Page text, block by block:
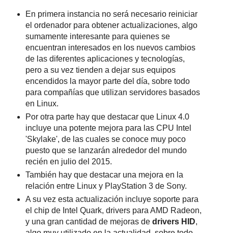
En primera instancia no será necesario reiniciar
el ordenador para obtener actualizaciones, algo
sumamente interesante para quienes se
encuentran interesados en los nuevos cambios
de las diferentes aplicaciones y tecnologías,
pero a su vez tienden a dejar sus equipos
encendidos la mayor parte del día, sobre todo
para compañías que utilizan servidores basados
en Linux.
Por otra parte hay que destacar que Linux 4.0
incluye una potente mejora para las CPU Intel
'Skylake', de las cuales se conoce muy poco
puesto que se lanzarán alrededor del mundo
recién en julio del 2015.
También hay que destacar una mejora en la
relación entre Linux y PlayStation 3 de Sony.
A su vez esta actualización incluye soporte para
el chip de Intel Quark, drivers para AMD Radeon,
y una gran cantidad de mejoras de drivers HID,